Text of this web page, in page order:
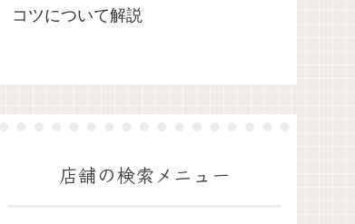
コツについて解説
店舗の検索メニュー